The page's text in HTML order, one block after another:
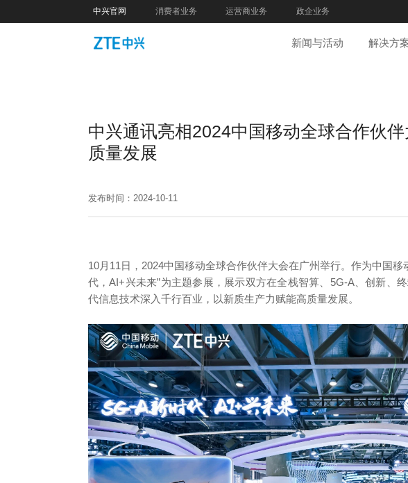
中兴官网 消费者业务 运营商业务 政企业务
新闻与活动 解决方
中兴通讯亮相2024中国移动全球合作伙
质量发展
发布时间：2024-10-11
10月11日，2024中国移动全球合作伙伴大会在广州举行。作为中国移
代，AI+兴未来”为主题参展，展示双方在全栈智算、5G-A、创新、
代信息技术深入千行百业，以新质生产力赋能高质量发展。